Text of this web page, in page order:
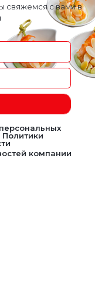
свяжемся с вами в
Политики
компании